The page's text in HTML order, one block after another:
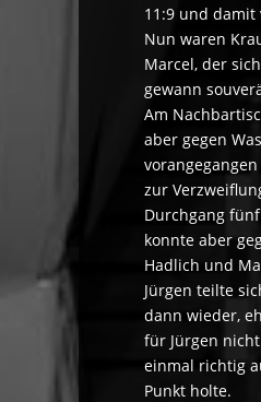
11:9 und damit
Nun waren
Marcel, der
gewann
Am
aber gegen
zur
Durchgang
konnte aber
Hadlich und
Jürgen teilte
dann wieder,
für Jürgen
einmal richtig
Punkt holte.